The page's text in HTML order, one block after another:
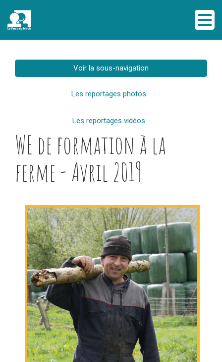
Voir la sous-navigation
Les reportages photos
Les reportages vidéos
WE de formation à la
ferme - Avril 2019